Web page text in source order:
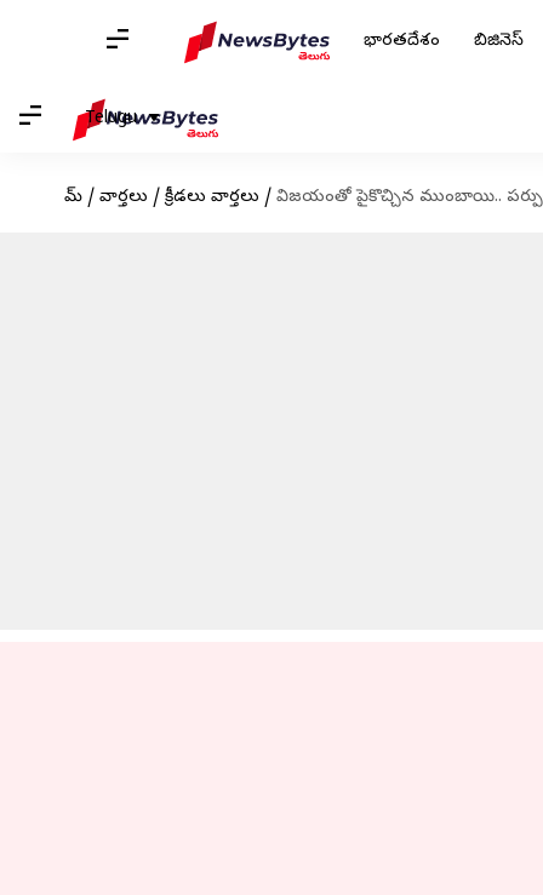
భారతదేశం బిజినెస్
Telugu
హోమ్ / వార్తలు / క్రీడలు వార్తలు / విజయంతో పైకొచ్చిన ముంబాయి..